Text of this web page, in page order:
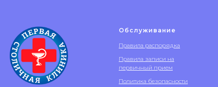
Обслуживание
Правила распорядка
Правила записи на
первичный прием
Политика безопасности